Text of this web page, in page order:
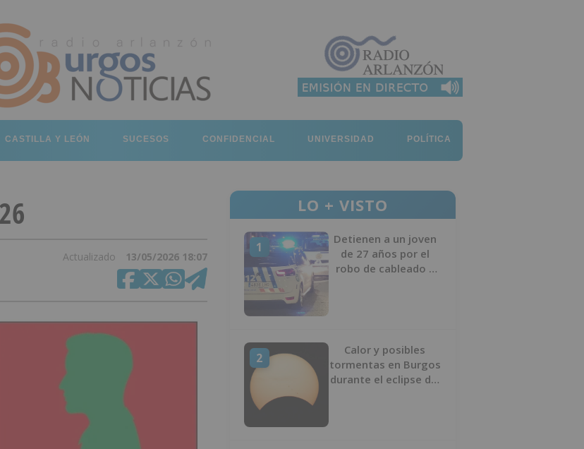
CASTILLA Y LEÓN SUCESOS CONFIDENCIAL UNIVERSIDAD POLÍTICA
Actualizado 13/05/2026 18:07
LO + VISTO
1
Detienen a un joven
de 27 años por el
robo de cableado y
2
Calor y posibles
tormentas en Burgos
durante el eclipse del